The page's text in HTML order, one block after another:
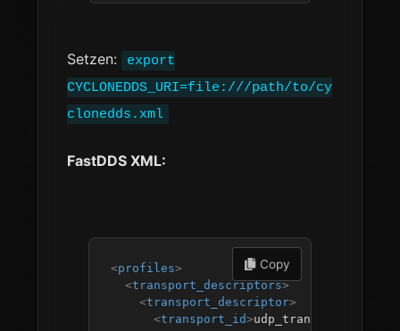
Setzen:
export
CYCLONEDDS_URI=file:///path/to/cy
clonedds.xml
FastDDS XML:
Copy
<profiles>
<transport_descriptors>
<transport_descriptor>
<transport_id>udp_transport